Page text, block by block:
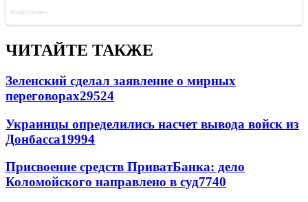
ЧИТАЙТЕ ТАКЖЕ
Зеленский сделал заявление о мирных
переговорах29524
Украинцы определились насчет вывода войск из
Донбасса19994
Присвоение средств ПриватБанка: дело
Коломойского направлено в суд7740